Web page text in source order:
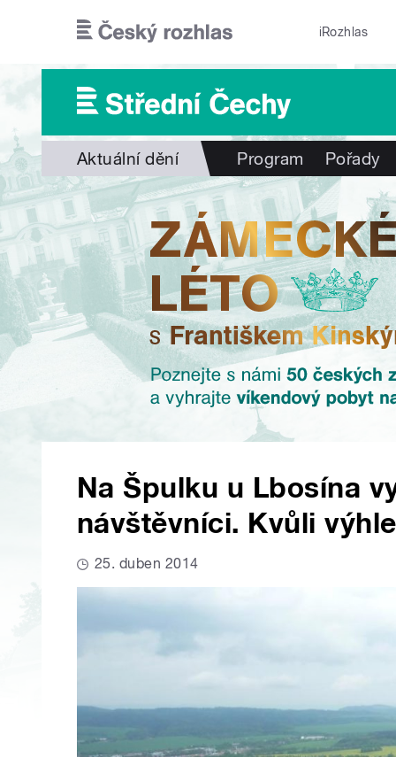
iRozhlas
Aktuální dění Program Pořady
Na Špulku u Lbosína
návštěvníci. Kvůli
25. duben 2014